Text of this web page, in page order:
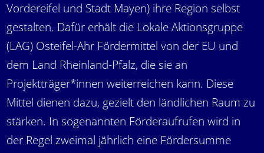
Vordereifel und Stadt Mayen) ihre Region selbst
gestalten. Dafür erhält die Lokale Aktionsgruppe
(LAG) Osteifel-Ahr Fördermittel von der EU und
dem Land Rheinland-Pfalz, die sie an
Projektträger*innen weiterreichen kann. Diese
Mittel dienen dazu, gezielt den ländlichen Raum zu
stärken. In sogenannten Förderaufrufen wird in
der Regel zweimal jährlich eine Fördersumme